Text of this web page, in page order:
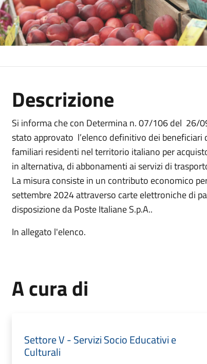
Descrizione
Si informa che con Determina n. 07/106 del 26/
stato approvato l’elenco definitivo dei beneficiari
familiari residenti nel territorio italiano per
in alternativa, di abbonamenti ai servizi di
La misura consiste in un contributo economico
settembre 2024 attraverso carte elettroniche di
disposizione da Poste Italiane S.p.A..
In allegato l'elenco.
A cura di
Settore V - Servizi Socio Educativi e
Culturali